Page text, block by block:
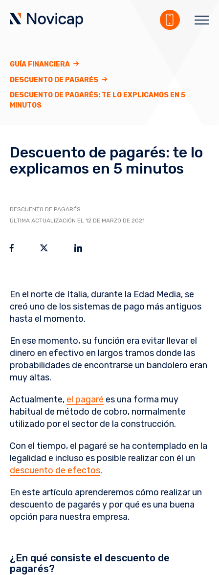
GUÍA FINANCIERA
DESCUENTO DE PAGARÉS
DESCUENTO DE PAGARÉS: TE LO EXPLICAMOS EN 5
MINUTOS
Descuento de pagarés: te lo
explicamos en 5 minutos
DESCUENTO DE PAGARÉS
ÚLTIMA ACTUALIZACIÓN EL 12 DE MARZO DE 2021
En el norte de Italia, durante la Edad Media, se
creó uno de los sistemas de pago más antiguos
hasta el momento.
En ese momento, su función era evitar llevar el
dinero en efectivo en largos tramos donde las
probabilidades de encontrarse un bandolero eran
muy altas.
Actualmente, el pagaré es una forma muy
habitual de método de cobro, normalmente
utilizado por el sector de la construcción.
Con el tiempo, el pagaré se ha contemplado en la
legalidad e incluso es posible realizar con él un
descuento de efectos.
En este artículo aprenderemos cómo realizar un
descuento de pagarés y por qué es una buena
opción para nuestra empresa.
¿En qué consiste el descuento de
pagarés?